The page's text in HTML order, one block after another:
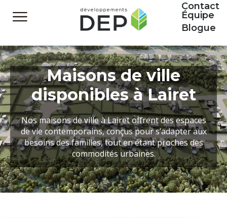
Blogue
Équipe
Contact
Maisons de ville
disponibles à Lairet
Nos maisons de ville à Lairet offrent des espaces
de vie contemporains, conçus pour s’adapter aux
besoins des familles, tout en étant proches des
commodités urbaines.